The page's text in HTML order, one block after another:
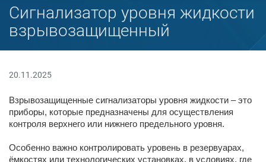
Сигнализатор уровня жидкости
взрывозащищенный
20.11.2025
Взрывозащищенные сигнализаторы уровня жидкости – это
приборы, которые предназначены для осуществления
контроля верхнего или нижнего предельного уровня.
Особенно важно контролировать уровень в резервуарах,
ёмкостях или технологических установках, в условиях, где